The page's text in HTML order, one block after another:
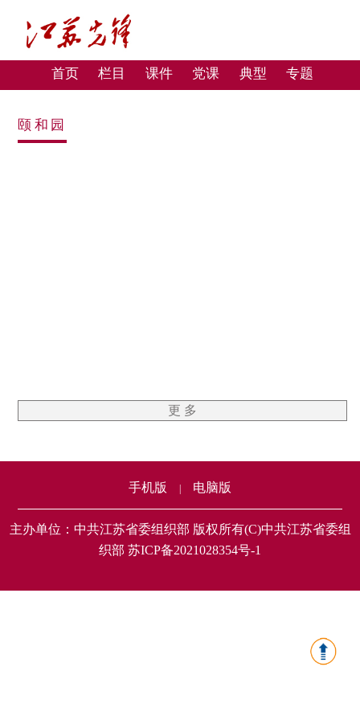
首页 栏目 课件 党课 典型 专题
颐和园
更 多
手机版 电脑版
主办单位：中共江苏省委组织部 版权所有(C)中共江苏省委组
织部 苏ICP备2021028354号-1